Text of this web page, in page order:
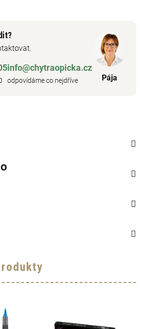
info@chytraopicka.cz
odpovídáme co nejdříve Pája